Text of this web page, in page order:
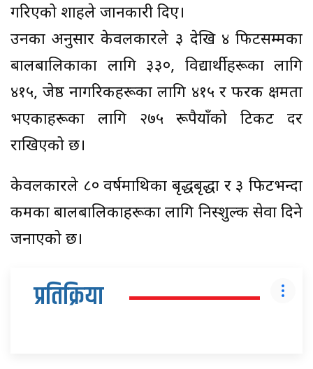
गरिएको शाहले जानकारी दिए।
उनका अनुसार केवलकारले ३ देखि ४ फिटसम्मका
बालबालिकाका लागि ३३०, विद्यार्थीहरूका लागि
४१५, जेष्ठ नागरिकहरूका लागि ४१५ र फरक क्षमता
भएकाहरूका लागि २७५ रूपैयाँको टिकट दर
राखिएको छ।
केवलकारले ८० वर्षमाथिका बृद्धबृद्धा र ३ फिटभन्दा
कमका बालबालिकाहरूका लागि निस्शुल्क सेवा दिने
जनाएको छ।
प्रतिक्रिया